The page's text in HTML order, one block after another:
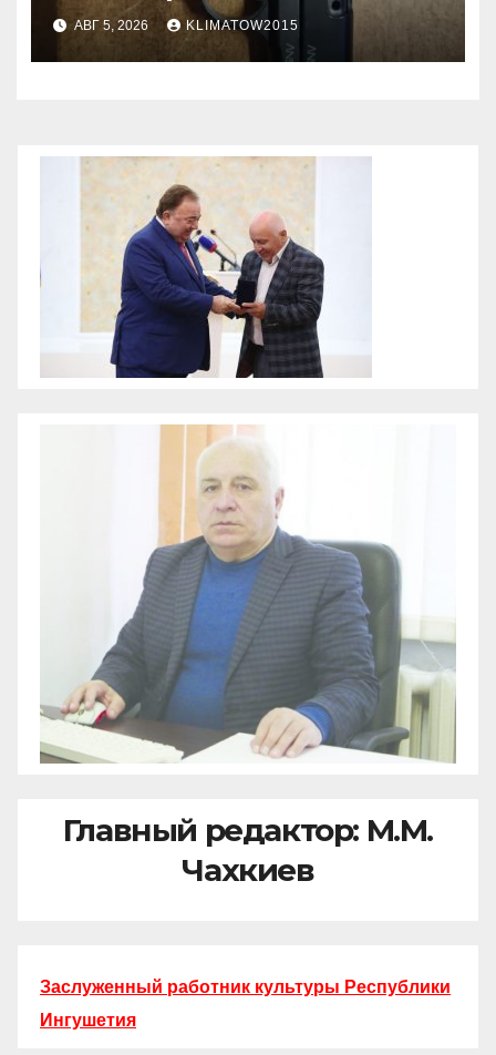
АВГ 5, 2026 KLIMATOW2015
Главный редактор: М.М.
Чахкиев
Заслуженный работник культуры Республики
Ингушетия